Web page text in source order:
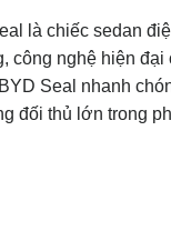
là chiếc sedan
công nghệ hiện
Seal nhanh
đối thủ lớn trong